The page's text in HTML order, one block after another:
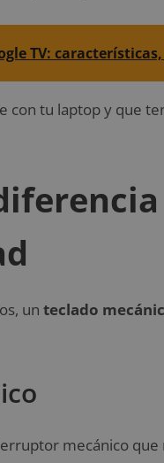
TV:
con tu laptop y que
un teclado
mecánico